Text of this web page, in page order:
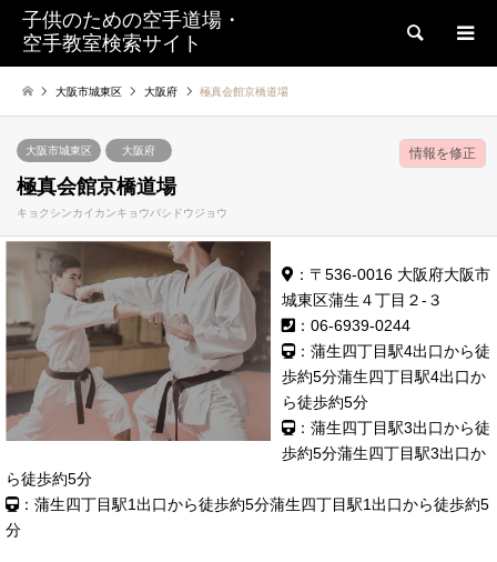
子供のための空手道場・
空手教室検索サイト
検索
大阪市城東区 大阪府 極真会館京橋道場
大阪市城東区 大阪府 情報を修正
極真会館京橋道場
キョクシンカイカンキョウバシドウジョウ
：〒536-0016 大阪府大阪市
城東区蒲生４丁目２-３
：06-6939-0244
：蒲生四丁目駅4出口から徒
歩約5分蒲生四丁目駅4出口か
ら徒歩約5分
：蒲生四丁目駅3出口から徒
歩約5分蒲生四丁目駅3出口か
ら徒歩約5分
：蒲生四丁目駅1出口から徒歩約5分蒲生四丁目駅1出口から徒歩約5
分